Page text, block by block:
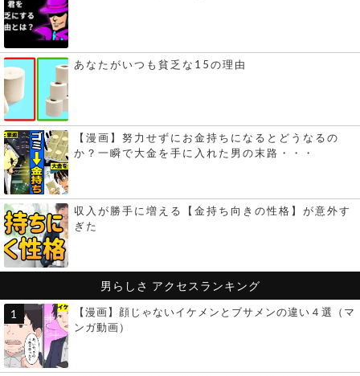
あなたがいつも貧乏な15の理由
【漫画】努力せずにお金持ちになるとどうなるの
か？一瞬で大金を手に入れた男の末路・・・
収入が勝手に増える【金持ち向きの性格】が意外す
ぎた
男らしさ アクセスランキング
【漫画】顔じゃないイケメンとブサメンの違い４選（マ
ンガ動画）